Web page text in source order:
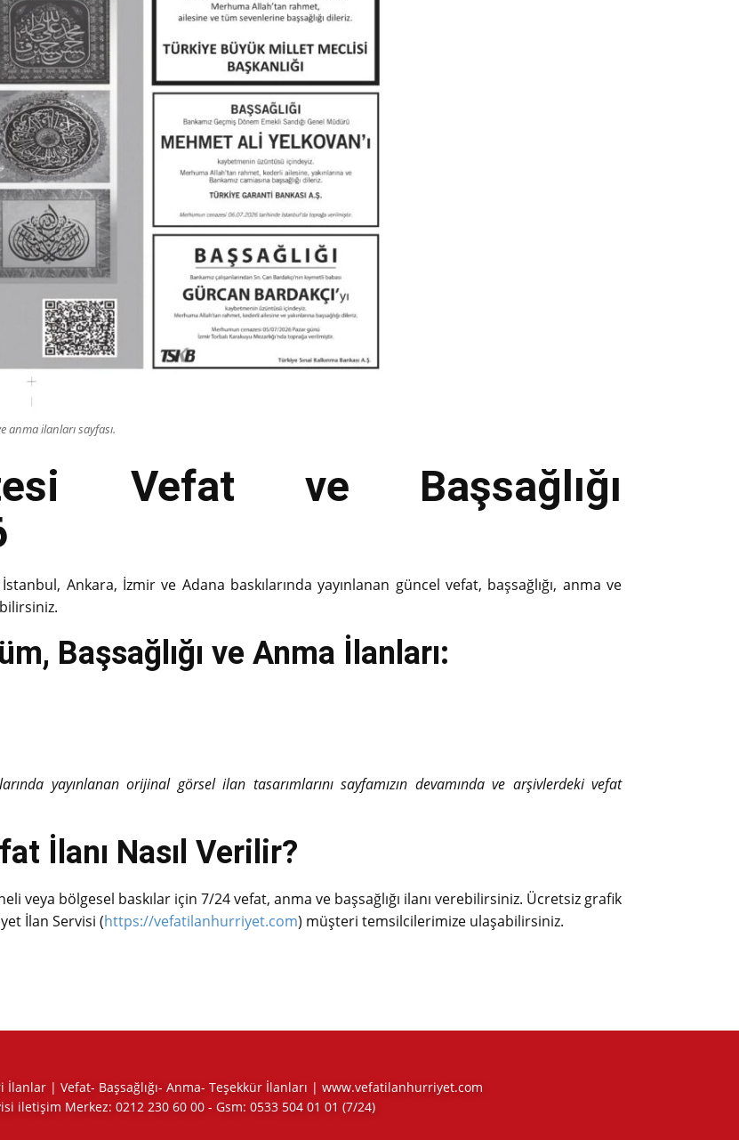
anma ilanları sayfası.
Vefat ve Başsağlığı
Ankara, İzmir ve Adana baskılarında yayınlanan güncel vefat, başsağlığı, anma ve
Başsağlığı ve Anma İlanları:
yayınlanan orijinal görsel ilan tasarımlarını sayfamızın devamında ve arşivlerdeki vefat
İlanı Nasıl Verilir?
veya bölgesel baskılar için 7/24 vefat, anma ve başsağlığı ilanı verebilirsiniz. Ücretsiz grafik
İlan Servisi (https://vefatilanhurriyet.com) müşteri temsilcilerimize ulaşabilirsiniz.
| Vefat- Başsağlığı- Anma- Teşekkür İlanları | www.vefatilanhurriyet.com
iletişim Merkez: 0212 230 60 00- Gsm: 0533 504 01 01 (7/24)